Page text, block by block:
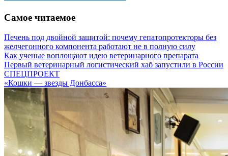
Самое читаемое
Печень под двойной защитой: почему гепатопротекторы без
желчегонного компонента работают не в полную силу
Как ученые воплощают идею ветеринарного препарата
Первый ветеринарный логистический хаб запустили в России
СПЕЦПРОЕКТ
«Кошки — звезды Донбасса»